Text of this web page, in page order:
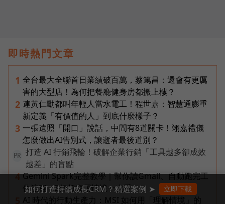
即時熱門文章
1 全台最大全聯首日業績破百萬，蔡篤昌：還會有更厲
害的大型店！為何把餐廳健身房都搬上樓？
2 連黃仁勳都叫年輕人當水電工！程世嘉：智慧通膨重
新定義「有價值的人」到底什麼樣子？
3 一張遺照「開口」說話，中間有8道關卡！翊嘉禮儀
怎麼做出AI告別式，讓逝者最後道別？
PR
打造 AI 行銷飛輪！破解企業行銷「工具越多卻成效
越差」的盲點
4 Gemini Spark完整教學｜幫你讀Gmail、自動跑完工
作流程，3個超實用情境一次看
AI 時代的行動生產力：MSI 如何用「理解情境」的
如何打造持續成長CRM？精選案例 ➤ 立即下載